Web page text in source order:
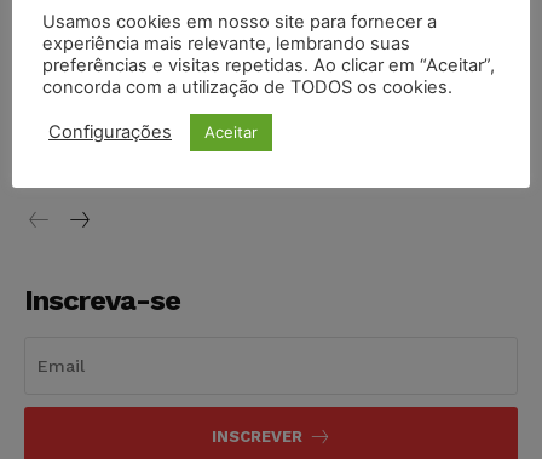
invioláveis após assinatura digital e lacração
NOTÍCIAS 06/08/2026
STF inicia julgamento sobre constitucionalidade da
proibição dos jogos de azar no Brasil
Inscreva-se
INSCREVER
Usamos cookies em nosso site para fornecer a
experiência mais relevante, lembrando suas
preferências e visitas repetidas. Ao clicar em “Aceitar”,
concorda com a utilização de TODOS os cookies.
Configurações Aceitar